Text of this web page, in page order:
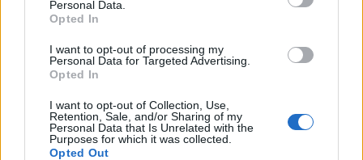
Personal Data.
Opted In
I want to opt-out of processing my
Personal Data for Targeted Advertising.
Opted In
I want to opt-out of Collection, Use,
Retention, Sale, and/or Sharing of my
Personal Data that Is Unrelated with the
Purposes for which it was collected.
Opted Out